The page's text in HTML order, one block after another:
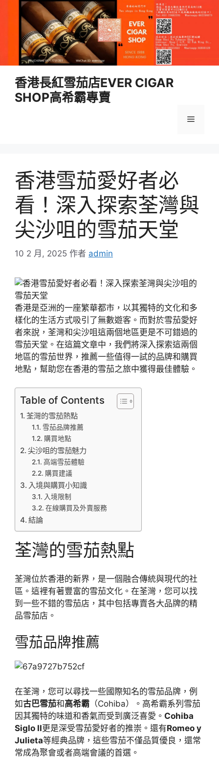
香港長紅雪茄店EVER CIGAR
SHOP高希霸專賣
選
香港雪茄愛好者必
看！深入探索荃灣與
尖沙咀的雪茄天堂
10 2 月, 2025 作者 admin
香港是亞洲的一座繁華都市，以其獨特的文化和多
樣化的生活方式吸引了無數遊客。而對於雪茄愛好
者來說，荃灣和尖沙咀這兩個地區更是不可錯過的
雪茄天堂。在這篇文章中，我們將深入探索這兩個
地區的雪茄世界，推薦一些值得一試的品牌和購買
地點，幫助您在香港的雪茄之旅中獲得最佳體驗。
Table of Contents
荃灣的雪茄熱點
雪茄品牌推薦
購買地點
尖沙咀的雪茄魅力
高端雪茄體驗
購買建議
入境與購買小知識
入境限制
在線購買及外賣服務
結論
荃灣的雪茄熱點
荃灣位於香港的新界，是一個融合傳統與現代的社
區。這裡有著豐富的雪茄文化。在荃灣，您可以找
到一些不錯的雪茄店，其中包括專賣各大品牌的精
品雪茄店。
雪茄品牌推薦
在荃灣，您可以尋找一些國際知名的雪茄品牌，例
如古巴雪茄和高希霸 （Cohiba）。高希霸系列雪茄
因其獨特的味道和香氣而受到廣泛喜愛。 Cohiba
Siglo II更是深受雪茄愛好者的推崇。還有Romeo y
Julieta等經典品牌，這些雪茄不僅品質優良，還常
常成為聚會或者高端會議的首選。